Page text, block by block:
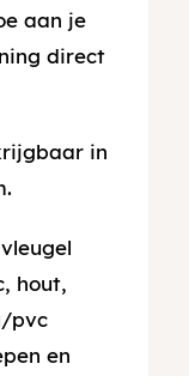
aan je
direct
in
hout,
pvc
en